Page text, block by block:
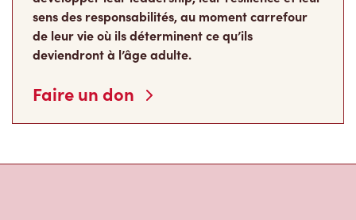
deviendront à l’âge adulte.
Faire un don